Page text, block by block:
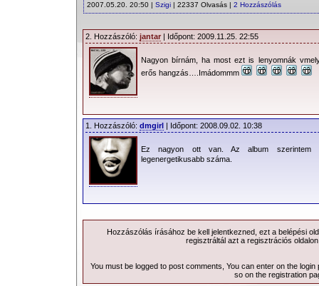
2007.05.20. 20:50 | Szigi | 22337 Olvasás | 2 Hozzászólás
2. Hozzászóló: jantar | Időpont: 2009.11.25. 22:55
Nagyon bírnám, ha most ezt is lenyomnák
erős hangzás….Imádommm
1. Hozzászóló: dmgirl | Időpont: 2008.09.02. 10:38
Ez nagyon ott van. Az album szerintem
legenergetikusabb száma.
Hozzászólás írásához be kell jelentkezned, ezt a belépési
regisztráltál azt a regisztrációs
You must be logged to post comments, You can enter on the login
so on the registration